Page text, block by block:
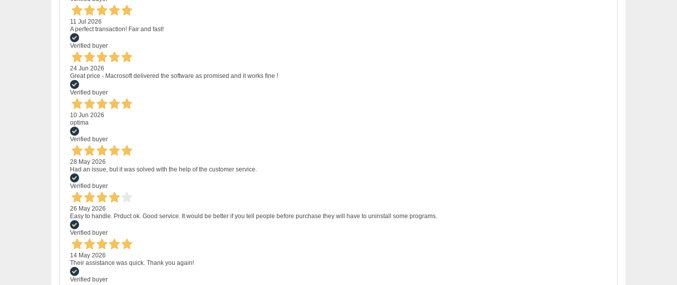
11 Jul 2026
A perfect transaction! Fair and fast!
Verified buyer
24 Jun 2026
Great price - Macrosoft delivered the software as promised and it works fine !
Verified buyer
10 Jun 2026
optima
Verified buyer
28 May 2026
Had an issue, but it was solved with the help of the customer service.
Verified buyer
26 May 2026
Easy to handle. Prduct ok. Good service. It would be better if you tell people before purchase they will have to uninstall some programs.
Verified buyer
14 May 2026
Their assistance was quick. Thank you again!
Verified buyer